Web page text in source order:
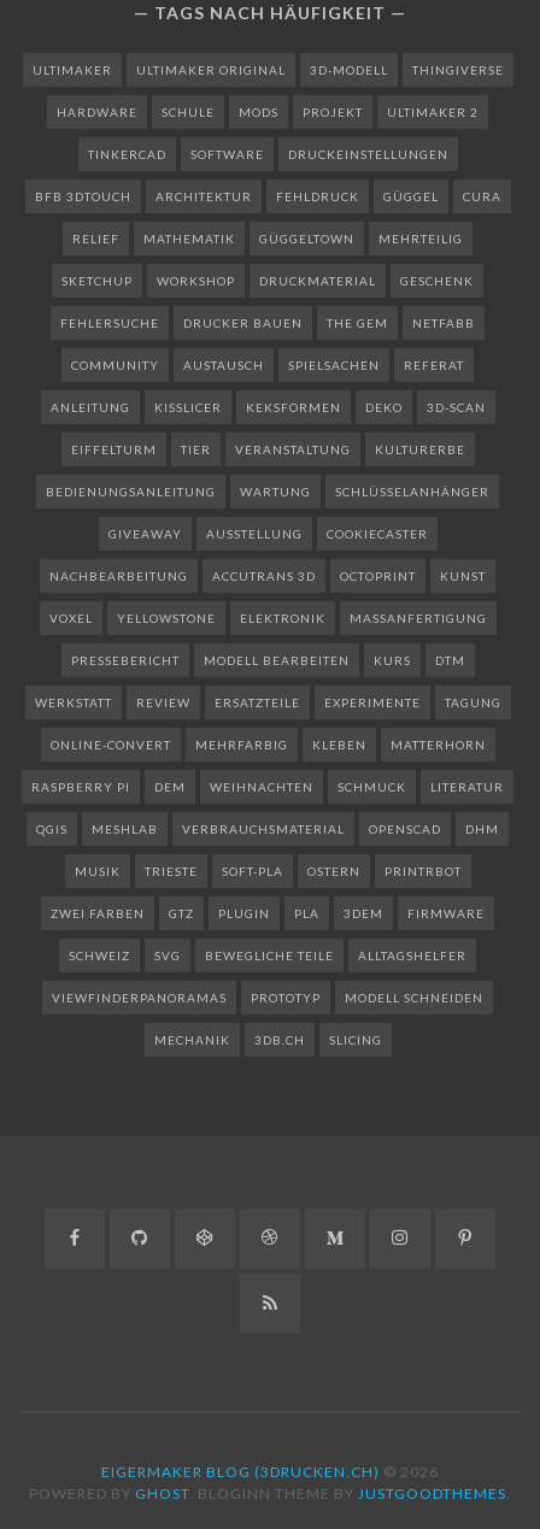
TAGS NACH HÄUFIGKEIT
ULTIMAKER ULTIMAKER ORIGINAL 3D-MODELL THINGIVERSE
HARDWARE SCHULE MODS PROJEKT ULTIMAKER 2
TINKERCAD SOFTWARE DRUCKEINSTELLUNGEN
BFB 3DTOUCH ARCHITEKTUR FEHLDRUCK GÜGGEL CURA
RELIEF MATHEMATIK GÜGGELTOWN MEHRTEILIG
SKETCHUP WORKSHOP DRUCKMATERIAL GESCHENK
FEHLERSUCHE DRUCKER BAUEN THE GEM NETFABB
COMMUNITY AUSTAUSCH SPIELSACHEN REFERAT
ANLEITUNG KISSLICER KEKSFORMEN DEKO 3D-SCAN
EIFFELTURM TIER VERANSTALTUNG KULTURERBE
BEDIENUNGSANLEITUNG WARTUNG SCHLÜSSELANHÄNGER
GIVEAWAY AUSSTELLUNG COOKIECASTER
NACHBEARBEITUNG ACCUTRANS 3D OCTOPRINT KUNST
VOXEL YELLOWSTONE ELEKTRONIK MASSANFERTIGUNG
PRESSEBERICHT MODELL BEARBEITEN KURS DTM
WERKSTATT REVIEW ERSATZTEILE EXPERIMENTE TAGUNG
ONLINE-CONVERT MEHRFARBIG KLEBEN MATTERHORN
RASPBERRY PI DEM WEIHNACHTEN SCHMUCK LITERATUR
QGIS MESHLAB VERBRAUCHSMATERIAL OPENSCAD DHM
MUSIK TRIESTE SOFT-PLA OSTERN PRINTRBOT
ZWEI FARBEN GTZ PLUGIN PLA 3DEM FIRMWARE
SCHWEIZ SVG BEWEGLICHE TEILE ALLTAGSHELFER
VIEWFINDERPANORAMAS PROTOTYP MODELL SCHNEIDEN
MECHANIK 3DB.CH SLICING
Facebook GitHub CodePen DribbbleMedium Instagram
RSS
EIGERMAKER BLOG (3DRUCKEN.CH) © 2026
POWERED BY GHOST . BLOGINN THEME BY JUSTGOODTHEMES